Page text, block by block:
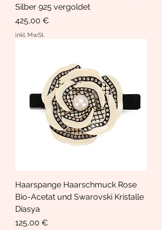
Silber 925 vergoldet
Preis
425,00 €
inkl. MwSt.
Haarspange Haarschmuck Rose
Bio-Acetat und Swarovski Kristalle
Diasya
Preis
125,00 €